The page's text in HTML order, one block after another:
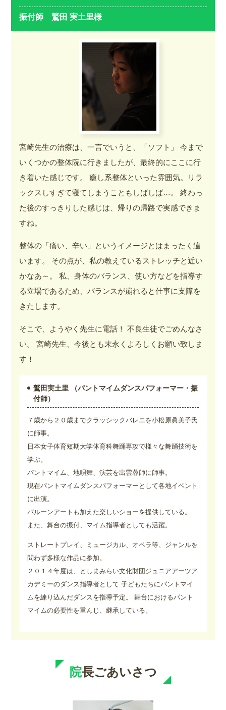
振付師 鷲田 実土里様
宮崎先生の治療は、一言でいうと、「ソフト」 今まで
いくつかの整体院に行きましたが、最終的にここに行
き着いた感じです。 癒し系整体といった雰囲気。リラ
ックスしすぎて寝てしまうこともしばしば…。 終わっ
た後のすっきりした感じは、帰りの帰路で実感できま
すね。
整体の「痛い、辛い」というイメージとはまったく違
います。 その点が、私の教えているストレッチと近い
かなあ～。 私、身体のバランス、使い方などを指導す
る立場であるため、バランスが崩れると仕事に支障を
きたします。
そこで、ようやく先生に電話！ 不良生徒でごめんなさ
い。 宮崎先生、今後とも末永くよろしくお願い致しま
す！
鷲田実土里 （パントマイムダンスパフォーマー・振
付師）
７歳から２０歳までクラッシックバレエを小松原眞美子氏
に師事。
日本女子体育短期大学体育科舞踊専攻で様々な舞踊技術を
学ぶ。
パントマイム、地唄舞、演芸を出雲蓉師に師事。
現在パントマイムダンスパフォーマーとして各地イベント
に出演。
バルーンアートも加えた楽しいショーを提供している。
また、舞台の振付、マイム指導者としても活躍。
ストレートプレイ、ミュージカル、オペラ等、ジャンルを
問わず多様な作品に参加。
２０１４年度は、としまみらい文化財団ジュニアアーツア
カデミーのダンス指導者として 子どもたちにパントマイ
ムを練り込んだダンスを指導予定。 舞台におけるパント
マイムの必要性を重んじ、継承している。
院長ごあいさつ